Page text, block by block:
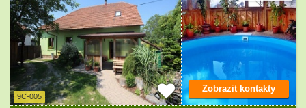
9C-005
Zobrazit kontakty